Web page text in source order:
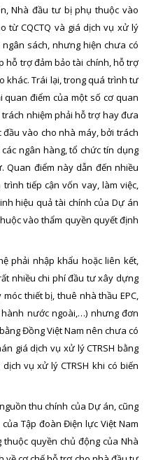
Nhà đầu tư bị phụ thuộc vào
từ CQCTQ và giá dịch vụ xử lý
ngân sách, nhưng hiện chưa có
hỗ trợ đảm bảo tài chính, hỗ trợ
khác. Trái lại, trong quá trình tư
quan điểm của một số cơ quan
nhiệm phải hỗ trợ hay đưa
vào cho nhà máy, bởi trách
ngân hàng, tổ chức tín dụng
Quan điểm này dẫn đến nhiều
tiếp cận vốn vay, làm việc,
hiệu quả tài chính của Dự án
vào thẩm quyền quyết định
phải nhập khẩu hoặc liên kết,
nhiều chi phí đầu tư xây dựng
thiết bị, thuê nhà thầu EPC,
nước ngoài,…) nhưng đơn
Đồng Việt Nam nên chưa có
giá dịch vụ xử lý CTRSH bằng
vụ xử lý CTRSH khi có biến
thu chính của Dự án, cũng
Tập đoàn Điện lực Việt Nam
thuộc quyền chủ động của Nhà